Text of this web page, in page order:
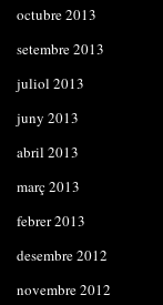
octubre 2013
setembre 2013
juliol 2013
juny 2013
abril 2013
març 2013
febrer 2013
desembre 2012
novembre 2012